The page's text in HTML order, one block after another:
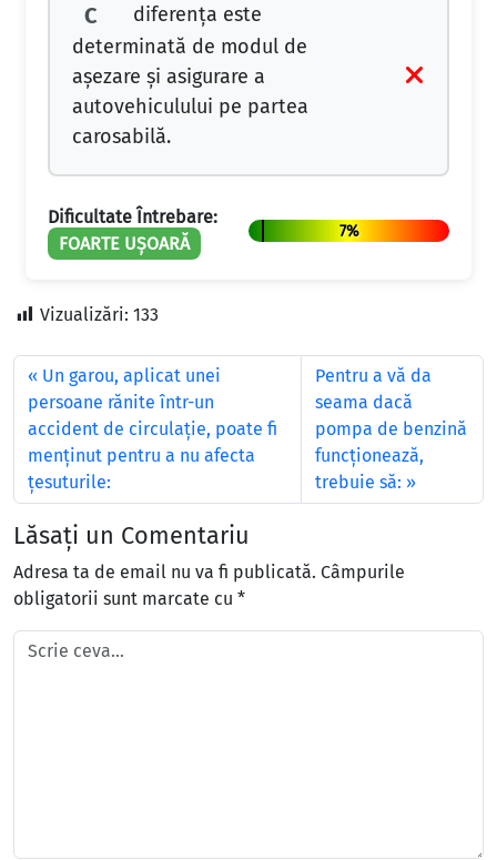
C
diferenţa este
determinată de modul de
aşezare şi asigurare a
autovehiculului pe partea
carosabilă.
Dificultate Întrebare:
FOARTE UȘOARĂ
7%
Vizualizări: 133
Un garou, aplicat unei
persoane rănite într-un
accident de circulaţie, poate fi
menţinut pentru a nu afecta
ţesuturile:
Pentru a vă da
seama dacă
pompa de benzină
funcţionează,
trebuie să:
Lăsați un Comentariu
Adresa ta de email nu va fi publicată. Câmpurile
obligatorii sunt marcate cu *